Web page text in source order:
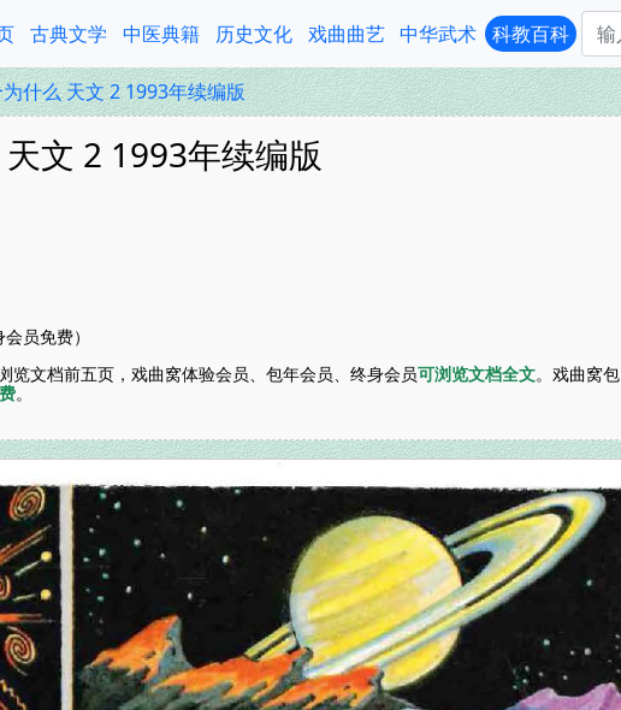
古典文学 中医典籍 历史文化 戏曲曲艺 中华武术 科教百科
什么 天文 2 1993年续编版
文 2 1993年续编版
员免费）
览文档前五页，戏曲窝体验会员、包年会员、终身会员可浏览文档全文。戏曲窝包
。